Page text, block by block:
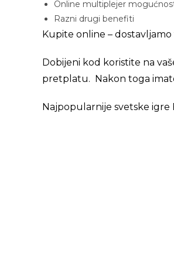
Online multiplejer
Razni drugi benefiti
Kupite online –
Dobijeni kod koristite na
pretplatu. Nakon toga
Najpopularnije svetske